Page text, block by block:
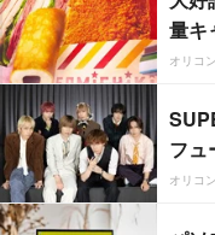
量キ
オリコ
フュ
オリコ